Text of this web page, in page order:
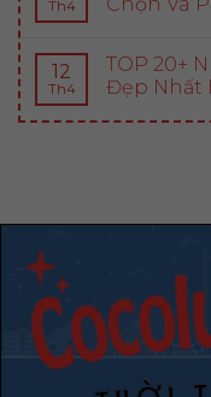
Th4
12
Th4
TOP 20+
Đẹp Nhất